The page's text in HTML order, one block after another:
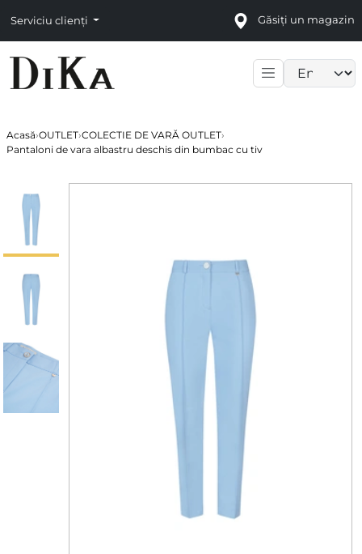
Serviciu clienți Găsiți un magazin
Acasă›OUTLET›COLECTIE DE VARĂ OUTLET›
Pantaloni de vara albastru deschis din bumbac cu tiv